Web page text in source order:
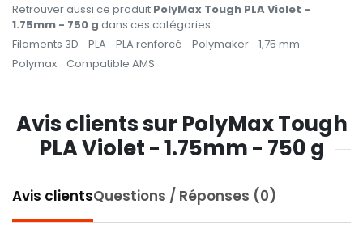
Retrouver aussi ce produit PolyMax Tough PLA Violet -
1.75mm - 750 g dans ces catégories :
Filaments 3D
PLA PLA renforcé Polymaker
1,75 mm
Polymax
Compatible AMS
Avis clients sur PolyMax Tough
PLA Violet - 1.75mm - 750 g
Avis clientsQuestions / Réponses (0)